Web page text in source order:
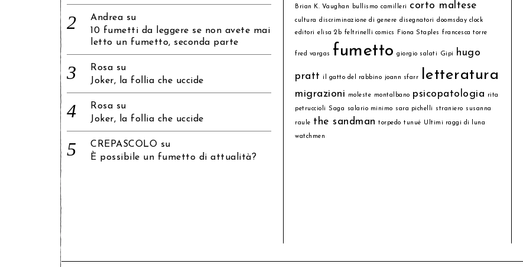
Andrea su
10 fumetti da leggere se non avete mai
letto un fumetto, seconda parte
Rosa su
Joker, la follia che uccide
Rosa su
Joker, la follia che uccide
CREPASCOLO su
È possibile un fumetto di attualità?
Brian K. Vaughan bullismo camilleri corto maltese
cultura discriminazione di genere disegnatori doomsday clock
editori elisa 2b feltrinelli comics Fiona Staples francesca torre
fred vargas fumetto giorgio salati Gipi hugo
pratt il gatto del rabbino joann sfarr letteratura
migrazioni moleste montalbano psicopatologia rita
petruccioli Saga salario minimo sara pichelli straniero susanna
raule the sandman torpedo tunué Ultimi raggi di luna
watchmen